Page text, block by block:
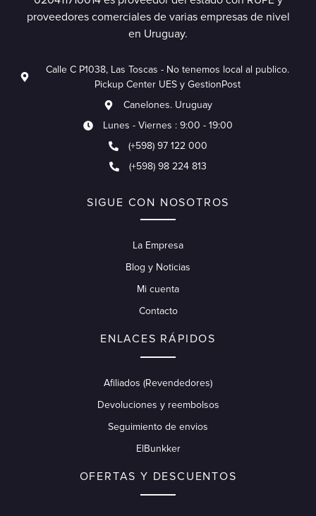
proveedores comerciales de varias empresas de nivel
en Uruguay.
Calle C P1038, Las Toscas - No tenemos local al publico.
Pickup Center UES y GestionPost
Canelones. Uruguay
Lunes - Viernes : 9:00 - 19:00
(+598) 97 122 000
(+598) 98 224 813
SIGUE CON NOSOTROS
La Empresa
Blog y Noticias
Mi cuenta
Contacto
ENLACES RÁPIDOS
Afiliados (Revendedores)
Devoluciones y reembolsos
Seguimiento de envios
ElBunkker
OFERTAS Y DESCUENTOS